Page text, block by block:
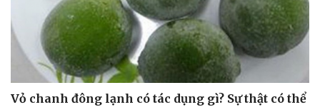
Vỏ chanh đông lạnh có tác dụng gì? Sự thật có thể